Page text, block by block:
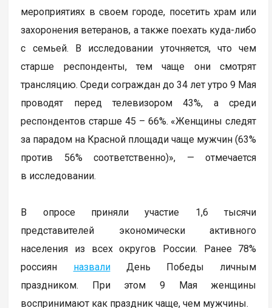
мероприятиях в своем городе, посетить храм или
захоронения ветеранов, а также поехать куда-либо
с семьей. В исследовании уточняется, что чем
старше респонденты, тем чаще они смотрят
трансляцию. Среди сограждан до 34 лет утро 9 Мая
проводят перед телевизором 43%, а среди
респондентов старше 45 – 66%. «Женщины следят
за парадом на Красной площади чаще мужчин (63%
против 56% соответственно)», — отмечается
в исследовании.
В опросе приняли участие 1,6 тысячи
представителей экономически активного
населения из всех округов России. Ранее 78%
россиян назвалиДень Победы личным
праздником. При этом 9 Мая женщины
воспринимают как праздник чаще, чем мужчины.